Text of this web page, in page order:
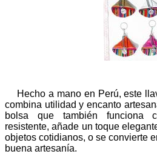
Hecho a mano en Perú, este
combina utilidad y encanto
bolsa que también funciona
resistente, añade un toque
objetos cotidianos, o se convierte
buena artesanía.